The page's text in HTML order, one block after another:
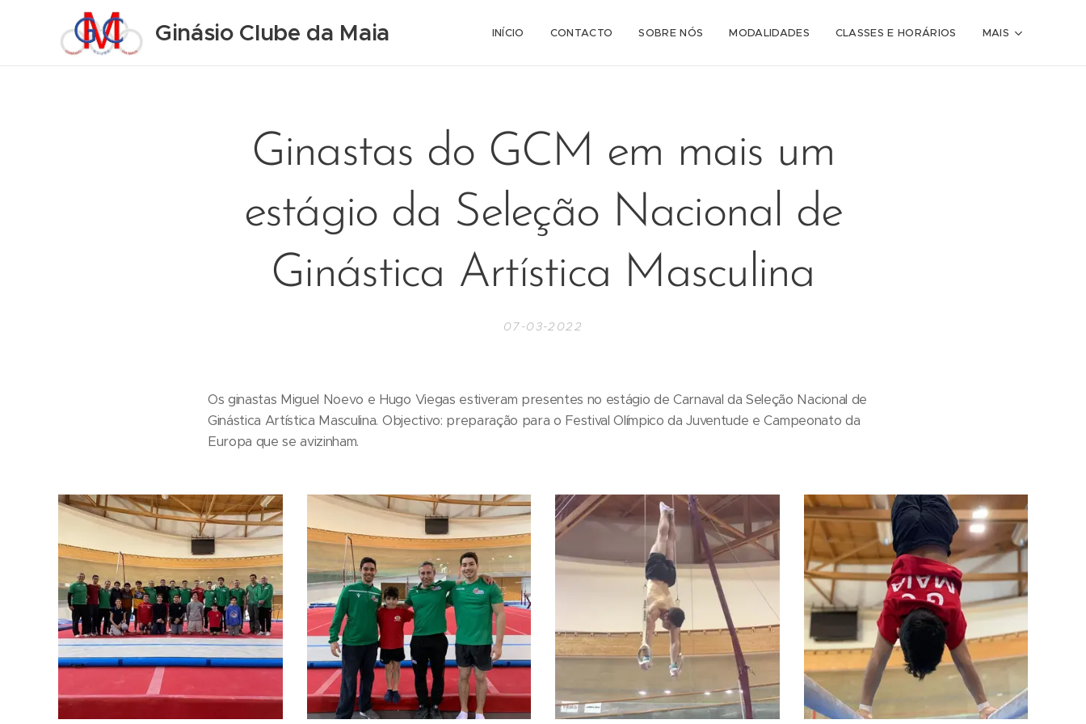
Ginásio Clube da Maia INÍCIO CONTACTO SOBRE NÓS MODALIDADES CLASSES E HORÁRIOS MAIS
Ginastas do GCM em mais um
estágio da Seleção Nacional de
Ginástica Artística Masculina
07-03-2022
Os ginastas Miguel Noevo e Hugo Viegas estiveram presentes no estágio de Carnaval da Seleção Nacional de
Ginástica Artística Masculina. Objectivo: preparação para o Festival Olímpico da Juventude e Campeonato da
Europa que se avizinham.